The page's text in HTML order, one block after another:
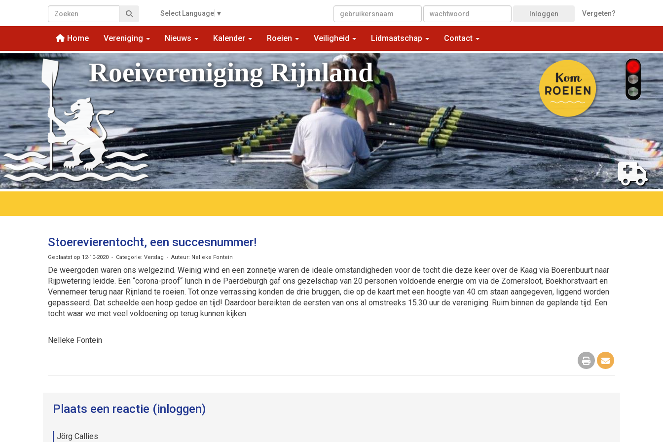
Select Language ▼ Inloggen Vergeten?
Home Vereniging Nieuws Kalender Roeien Veiligheid Lidmaatschap Contact
Roeivereniging Rijnland
Stoerevierentocht, een succesnummer!
Geplaatst op 12-10-2020 - Categorie: Verslag - Auteur: Nelleke Fontein
De weergoden waren ons welgezind. Weinig wind en een zonnetje waren de ideale omstandigheden voor de tocht die deze keer over de Kaag via Boerenbuurt naar
Rijpwetering leidde. Een “corona-proof“ lunch in de Paerdeburgh gaf ons gezelschap van 20 personen voldoende energie om via de Zomersloot, Boekhorstvaart en
Vennemeer terug naar Rijnland te roeien. Tot onze verrassing konden de drie bruggen, die op de kaart met een hoogte van 40 cm staan aangegeven, liggend worden
gepasseerd. Dat scheelde een hoop gedoe en tijd! Daardoor bereikten de eersten van ons al omstreeks 15.30 uur de vereniging. Ruim binnen de geplande tijd. Een
tocht waar we met veel voldoening op terug kunnen kijken.
Nelleke Fontein
Plaats een reactie (inloggen)
Jörg Callies